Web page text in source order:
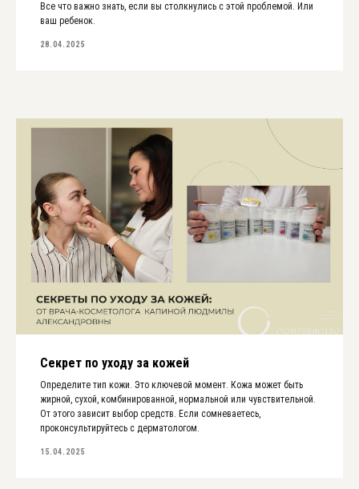
Все что важно знать, если вы столкнулись с этой проблемой. Или
ваш ребенок.
28.04.2025
Секрет по уходу за кожей
Определите тип кожи. Это ключевой момент. Кожа может быть
жирной, сухой, комбинированной, нормальной или чувствительной.
От этого зависит выбор средств. Если сомневаетесь,
проконсультируйтесь с дерматологом.
15.04.2025